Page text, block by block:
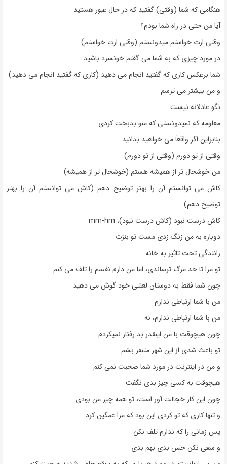
هنگامی که شما (وقتی) گفتید که در حال عبور هستید
آیا من حتی در راه شما بودم؟
وقتی ازت خواستم میدونستم (وقتی ازت خواستم)
در مورد چیزی که به شما می گفتم خونسرد باشید
شما برعکس کاری که گفتید انجام می دهید (کاری که گفتید انجام می دهید)
و من بیشتر می ترسم
نگو عادلانه نیست
معلومه که نمیدونستی که منو بدبخت کردی
بنابراین اگر واقعاً می خواهید بدانید
وقتی از تو دورم (وقتی از تو دورم)
من خوشحال تر از همیشه هستم (خوشحال تر از همیشه)
کاش می توانستم آن را بهتر توضیح دهم (کاش می توانستم آن را بهتر
توضیح دهم)
کاش درست نبود (کاش درست نبود)، mm-hm
دوباره به من زنگ زدی مست تو بنزت
رانندگی تحت تاثیر به خانه
تو مرا تا حد مرگ ترساندی، اما من دارم نفسم را تلف می کنم
چون شما فقط به دوستان لعنتی خود گوش می دهید
من با شما ارتباطی ندارم
من با شما ارتباطی ندارم، نه
چون هیچوقت با من اینقدر بد رفتار نمیکردم
تو باعث شدی از این شهر متنفر بشم
و من در اینترنت در مورد شما صحبت نمی کنم
هیچوقت به کسی چیز بدی نگفت
چون این کار خجالت آور است، تو همه چیز من بودی
و تنها کاری که تو کردی این بود که مرا غمگین کرد
پس زمانی را که ندارم تلف نکن
و سعی نکن حس بدی بهم بدی